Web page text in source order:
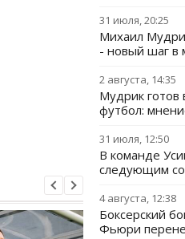
31 июля, 20:25
Михаил
- новый шаг в
2 августа, 14:35
Мудрик готов
футбол:
31 июля, 12:50
В команде
следующим
4 августа, 12:38
Боксерский
Фьюри